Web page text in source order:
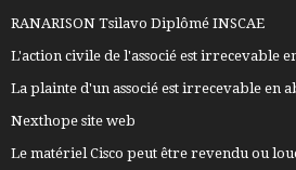
RANARISON Tsilavo Diplômé INSCAE
L'action civile de l'associé est irrecevable
La plainte d'un associé est irrecevable en
Nexthope site web
Le matériel Cisco peut être revendu ou